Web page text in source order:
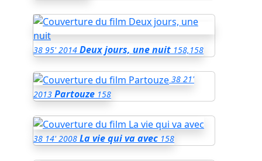
38 95' 2014 Deux jours, une nuit 158,158
38 21'
2013 Partouze 158
38 14' 2008 La vie qui va avec 158